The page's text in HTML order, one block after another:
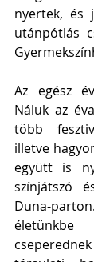
nyertek, és
utánpótlás
Az egész
Náluk az
több
illetve
együtt is
színjátszó
Duna-